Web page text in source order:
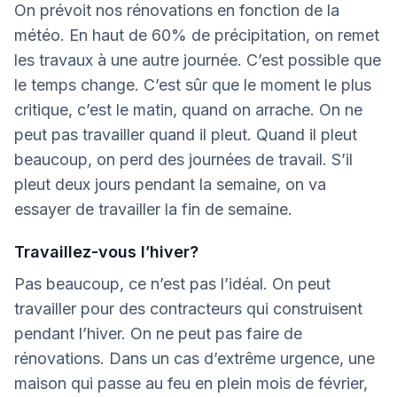
On prévoit nos rénovations en fonction de la
météo. En haut de 60% de précipitation, on remet
les travaux à une autre journée. C’est possible que
le temps change. C’est sûr que le moment le plus
critique, c’est le matin, quand on arrache. On ne
peut pas travailler quand il pleut. Quand il pleut
beaucoup, on perd des journées de travail. S’il
pleut deux jours pendant la semaine, on va
essayer de travailler la fin de semaine.
Travaillez-vous l’hiver?
Pas beaucoup, ce n’est pas l’idéal. On peut
travailler pour des contracteurs qui construisent
pendant l’hiver. On ne peut pas faire de
rénovations. Dans un cas d’extrême urgence, une
maison qui passe au feu en plein mois de février,